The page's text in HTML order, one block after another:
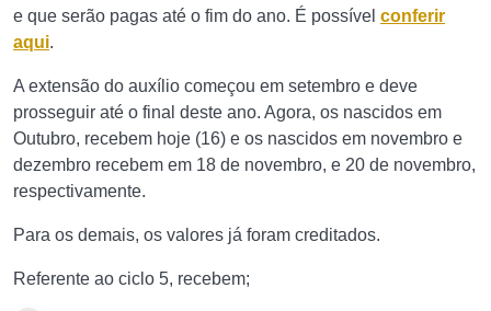
e que serão pagas até o fim do ano. É possível conferir
aqui.
A extensão do auxílio começou em setembro e deve
prosseguir até o final deste ano. Agora, os nascidos em
Outubro, recebem hoje (16) e os nascidos em novembro e
dezembro recebem em 18 de novembro, e 20 de novembro,
respectivamente.
Para os demais, os valores já foram creditados.
Referente ao ciclo 5, recebem;